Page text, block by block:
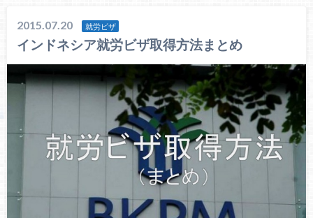
2015.07.20 就労ビザ
インドネシア就労ビザ取得方法まとめ